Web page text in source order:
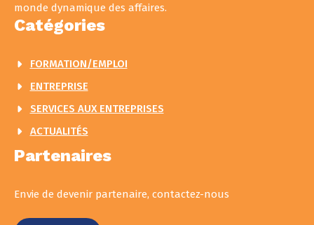
monde dynamique des affaires.
Catégories
FORMATION/EMPLOI
ENTREPRISE
SERVICES AUX ENTREPRISES
ACTUALITÉS
Partenaires
Envie de devenir partenaire, contactez-nous